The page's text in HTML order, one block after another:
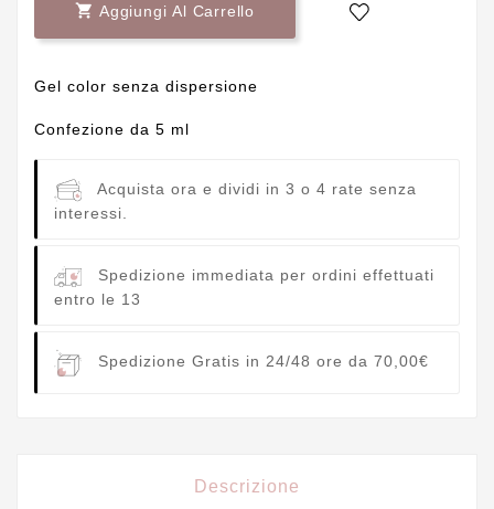
 Aggiungi Al Carrello
Gel color senza dispersione
Confezione da 5 ml
Acquista ora e dividi in 3 o 4 rate senza
interessi.
Spedizione immediata per ordini effettuati
entro le 13
Spedizione Gratis in 24/48 ore da 70,00€
Descrizione